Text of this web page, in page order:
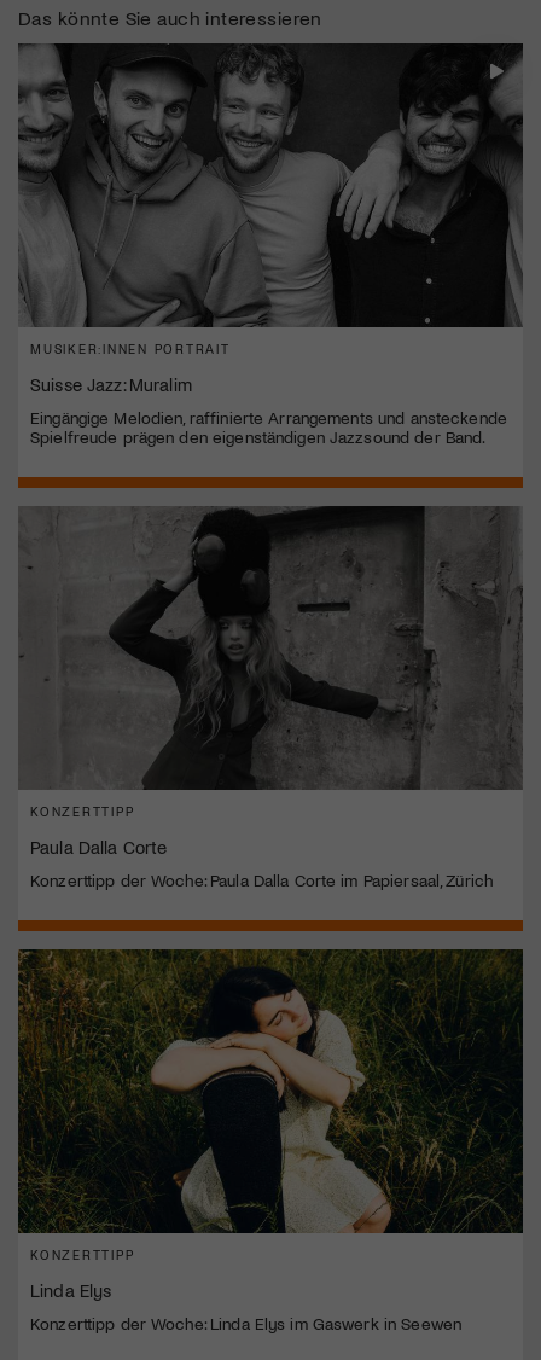
Das könnte Sie auch interessieren
MUSIKER:INNEN PORTRAIT
Suisse Jazz: Muralim
Eingängige Melodien, raffinierte Arrangements und ansteckende
Spielfreude prägen den eigenständigen Jazzsound der Band.
KONZERTTIPP
Paula Dalla Corte
Konzerttipp der Woche: Paula Dalla Corte im Papiersaal, Zürich
KONZERTTIPP
Linda Elys
Konzerttipp der Woche: Linda Elys im Gaswerk in Seewen